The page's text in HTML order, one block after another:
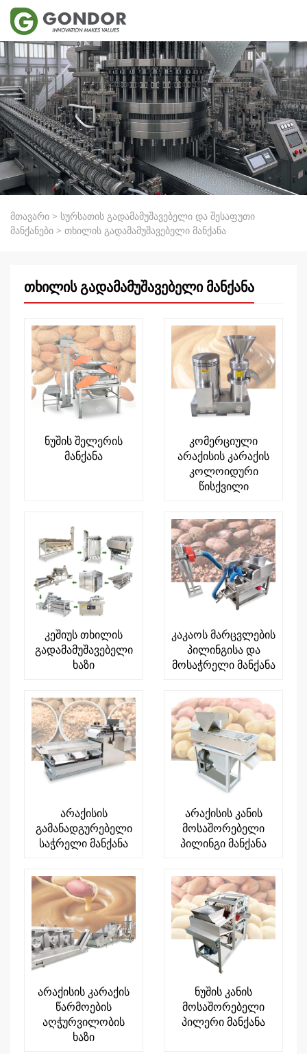
მთავარი > სურსათის გადამამუშავებელი და შესაფუთი
მანქანები > თხილის გადამამუშავებელი მანქანა
თხილის გადამამუშავებელი მანქანა
ნუშის შელერის
მანქანა
კომერციული
არაქისის კარაქის
კოლოიდური
წისქვილი
კეშიუს თხილის
გადამამუშავებელი
ხაზი
კაკაოს მარცვლების
პილინგისა და
მოსაჭრელი მანქანა
არაქისის
გამანადგურებელი
საჭრელი მანქანა
არაქისის კანის
მოსაშორებელი
პილინგი მანქანა
არაქისის კარაქის
წარმოების
აღჭურვილობის
ხაზი
ნუშის კანის
მოსაშორებელი
პილერი მანქანა